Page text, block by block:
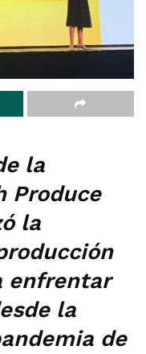
la
Produce
la
enfrentar
la
de